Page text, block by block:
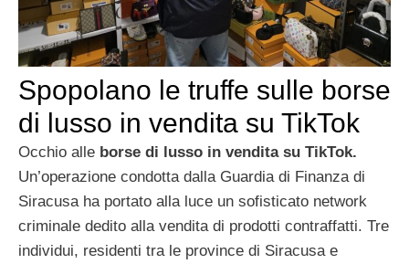
Spopolano le truffe sulle borse
di lusso in vendita su TikTok
Occhio alle borse di lusso in vendita su TikTok.
Un’operazione condotta dalla Guardia di Finanza di
Siracusa ha portato alla luce un sofisticato network
criminale dedito alla vendita di prodotti contraffatti. Tre
individui, residenti tra le province di Siracusa e